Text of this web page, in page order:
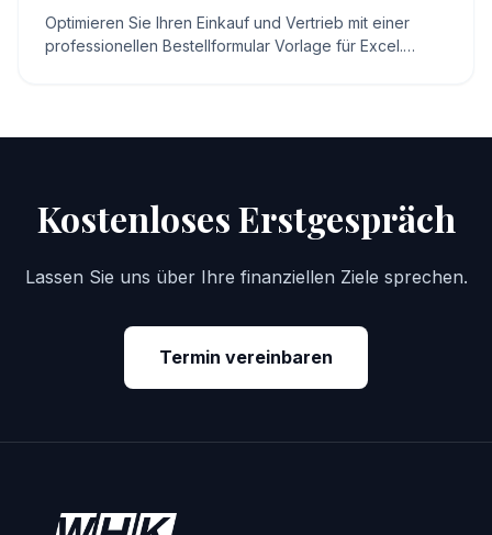
Optimieren Sie Ihren Einkauf und Vertrieb mit einer
professionellen Bestellformular Vorlage für Excel.
Kostenloses Erstgespräch
Lassen Sie uns über Ihre finanziellen Ziele sprechen.
Termin vereinbaren